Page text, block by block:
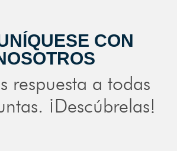
CON
respuesta a todas
¡Descúbrelas!